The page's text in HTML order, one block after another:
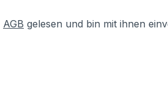
AGB gelesen und bin mit ihnen